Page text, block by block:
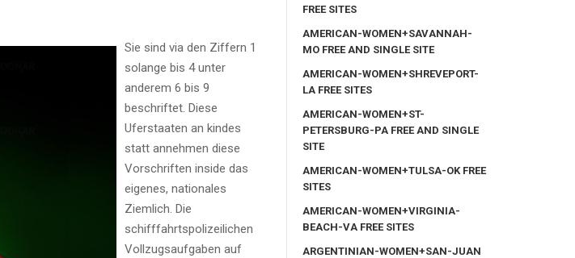
Sie sind via den Ziffern 1
solange bis 4 unter
anderem 6 bis 9
beschriftet. Diese
Uferstaaten an kindes
statt annehmen diese
Vorschriften inside das
eigenes, nationales
Ziemlich. Die
schifffahrtspolizeilichen
Vollzugsaufgaben auf
FREE SITES
AMERICAN-WOMEN+SAVANNAH-
MO FREE AND SINGLE SITE
AMERICAN-WOMEN+SHREVEPORT-
LA FREE SITES
AMERICAN-WOMEN+ST-
PETERSBURG-PA FREE AND SINGLE
SITE
AMERICAN-WOMEN+TULSA-OK FREE
SITES
AMERICAN-WOMEN+VIRGINIA-
BEACH-VA FREE SITES
ARGENTINIAN-WOMEN+SAN-JUAN